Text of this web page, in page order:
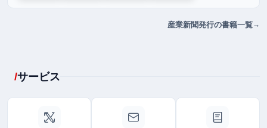
産業新聞発行の書籍一覧
サービス